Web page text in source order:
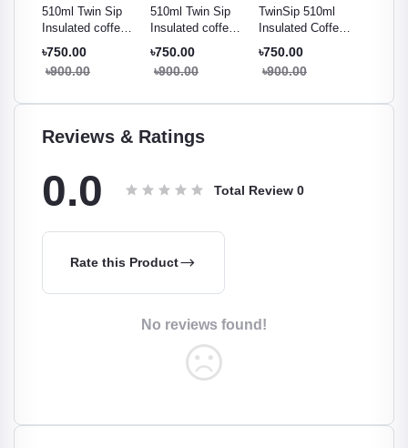
510ml Twin Sip
Insulated coffee
Tumbler - Gray
৳750.00
৳900.00
510ml Twin Sip
Insulated coffee
Tumbler - Orange
৳750.00
৳900.00
TwinSip 510ml
Insulated Coffee
Tumbler – Lite
Pink
৳750.00
৳900.00
Reviews & Ratings
0.0 Total Review 0
Rate this Product
No reviews found!